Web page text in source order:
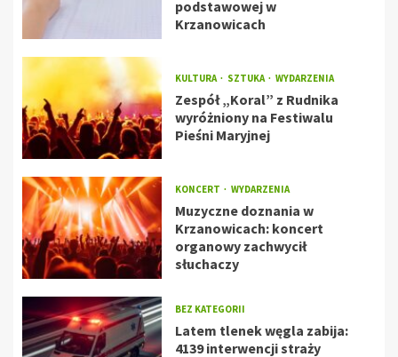
podstawowej w
Krzanowicach
KULTURA SZTUKA WYDARZENIA
Zespół „Koral” z Rudnika
wyróżniony na Festiwalu
Pieśni Maryjnej
KONCERT WYDARZENIA
Muzyczne doznania w
Krzanowicach: koncert
organowy zachwycił
słuchaczy
BEZ KATEGORII
Latem tlenek węgla zabija:
4139 interwencji straży